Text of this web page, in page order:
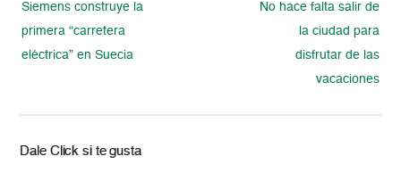
Siemens construye la
primera “carretera
eléctrica” en Suecia
No hace falta salir de
la ciudad para
disfrutar de las
vacaciones
Dale Click si te gusta